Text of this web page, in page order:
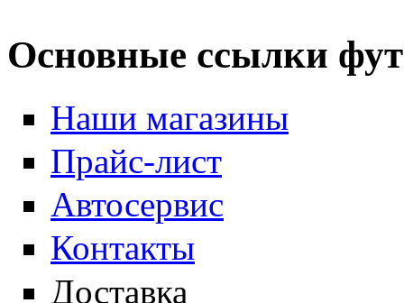
Основные ссылки
Наши магазины
Прайс-лист
Автосервис
Контакты
Доставка